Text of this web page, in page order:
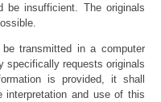
be insufficient. The originals
transmitted in a computer
specifically requests originals
is provided, it shall
interpretation and use of this